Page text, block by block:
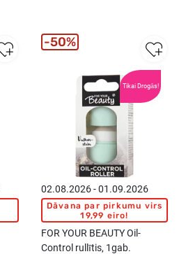
Tikai Drogās!
02.08.2026 - 01.09.2026
Dāvana par pirkumu virs
19,99 eiro!
FOR YOUR BEAUTY Oil-
Control rullītis, 1gab.
50%